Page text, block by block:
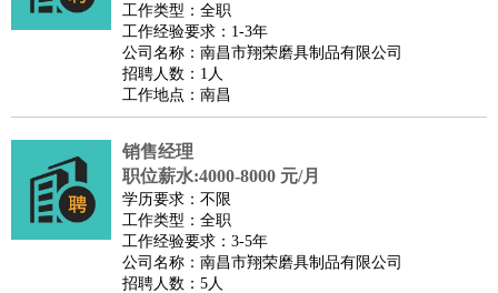
工作类型：全职
工作经验要求：1-3年
公司名称：南昌市翔荣磨具制品有限公司
招聘人数：1人
工作地点：南昌
销售经理
职位薪水:4000-8000 元/月
学历要求：不限
工作类型：全职
工作经验要求：3-5年
公司名称：南昌市翔荣磨具制品有限公司
招聘人数：5人